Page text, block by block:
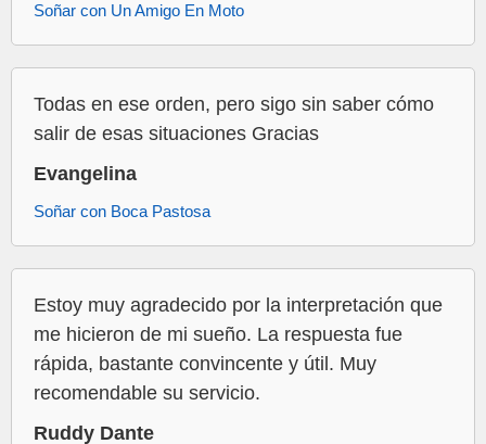
Soñar con Un Amigo En Moto
Todas en ese orden, pero sigo sin saber cómo
salir de esas situaciones Gracias
Evangelina
Soñar con Boca Pastosa
Estoy muy agradecido por la interpretación que
me hicieron de mi sueño. La respuesta fue
rápida, bastante convincente y útil. Muy
recomendable su servicio.
Ruddy Dante